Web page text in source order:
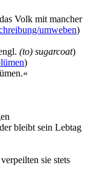
Volk mit mancher
umweben)
(to) sugarcoat)
)
bleibt sein Lebtag
sie stets